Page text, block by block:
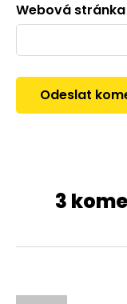
Webová stránka
3